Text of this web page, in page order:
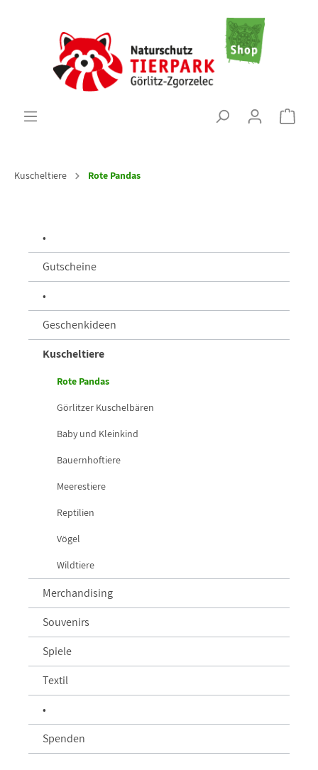
Kuscheltiere Rote Pandas
•
Gutscheine
•
Geschenkideen
Kuscheltiere
Rote Pandas
Görlitzer Kuschelbären
Baby und Kleinkind
Bauernhoftiere
Meerestiere
Reptilien
Vögel
Wildtiere
Merchandising
Souvenirs
Spiele
Textil
•
Spenden